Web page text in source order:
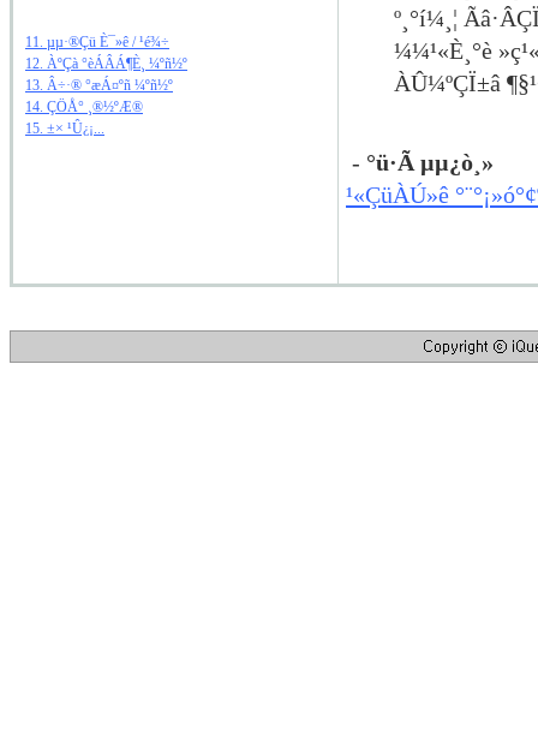
11. µµ·®Çü È¯»ê / ¹é¾÷
12. ÀºÇà °èÁÂÁ¶È¸ ¼­ºñ½º
13. Â÷·® °æÁ¤ºñ ¼­ºñ½º
14. ÇÖÅ° ¸®½ºÆ®
15. ±× ¹Û¿¡...
º¸°í¼­¸¦
¼¼¹«È¸°è
ÀÛ¼ºÇÏ±â
- °ü·Ã µµ¿ò¸»
¹«ÇüÀÚ»ê